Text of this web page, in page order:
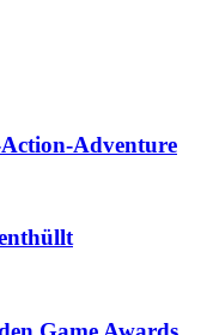
Adventure